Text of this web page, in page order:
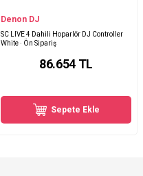
Denon DJ
SC LIVE 4 Dahili Hoparlör DJ Controller
White · Ön Sipariş
86.654TL
Sepete Ekle